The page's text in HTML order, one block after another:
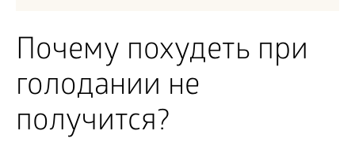
Почему похудеть при
голодании не
получится?